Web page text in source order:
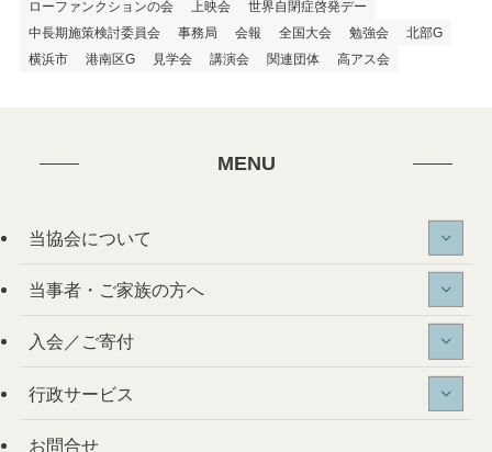
ローファンクションの会
上映会
世界自閉症啓発デー
中長期施策検討委員会
事務局 会報 全国大会 勉強会
北部G
横浜市
港南区G 見学会 講演会 関連団体 高アス会
MENU
当協会について
当事者・ご家族の方へ
入会／ご寄付
行政サービス
お問合せ